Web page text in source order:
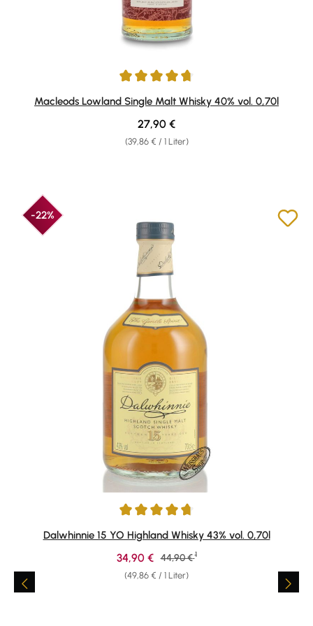
Durchschnittliche Bewertung von 4.69 von 5 Sternen
Macleods Lowland Single Malt Whisky 40% vol. 0,70l
(39,86 € / 1 Liter)
Regulärer Preis:
27,90 €
-22%
Durchschnittliche Bewertung von 4.82 von 5 Sternen
Dalwhinnie 15 YO Highland Whisky 43% vol. 0,70l
(49,86 € / 1 Liter)
Verkaufspreis:
34,90 € Regulärer Preis:
44,90 € 1